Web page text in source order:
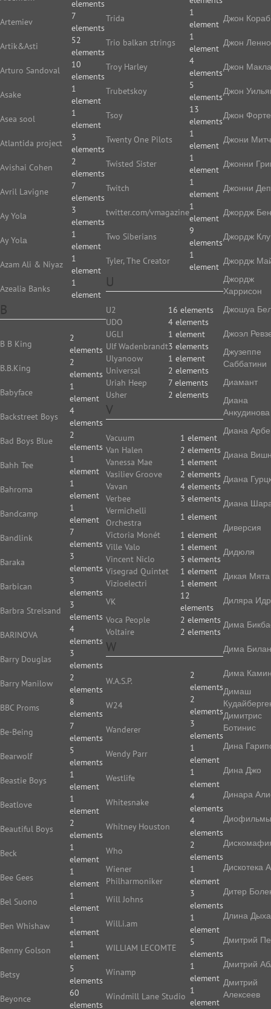
elements
Artemiev
7
elements
Artik&Asti
52
elements
Arturo Sandoval
10
elements
Asake
1
element
Asea sool
1
element
Atlantida project
3
elements
Avishai Cohen
2
elements
Avril Lavigne
7
elements
Ay Yola
3
elements
Ay Yolа
1
element
Azam Ali & Niyaz
1
element
Azealia Banks
1
element
B
B B King
2
elements
B.B.King
2
elements
Babyface
1
element
Backstreet Boys
4
elements
Bad Boys Blue
2
elements
Bahh Tee
1
element
Bahroma
1
element
Bandcamp
1
element
Bandlink
7
elements
Baraka
3
elements
Barbican
3
elements
Barbra Streisand
3
elements
BARINOVA
4
elements
Barry Douglas
3
elements
Barry Manilow
2
elements
BBC Proms
8
elements
Be-Being
7
elements
Bearwolf
5
elements
Beastie Boys
1
element
Beatlove
1
element
Beautiful Boys
2
elements
Beck
1
element
Bee Gees
1
element
Bel Suono
1
element
Ben Whishaw
1
element
Benny Golson
1
element
Betsy
5
elements
Beyonce
60
elements
Trida
1
element
Trio balkan strings
1
element
Troy Harley
4
elements
Trubetskoy
5
elements
Tsoy
13
elements
Twenty One Pilots
1
element
Twisted Sister
1
element
Twitch
1
element
twitter.com/vmagazine
1
element
Two Siberians
9
elements
Tyler, The Creator
1
element
U
U2
16 elements
UDO
4 elements
UGLI
1 element
Ulf Wadenbrandt3 elements
Ulyanoow
1 element
Universal
2 elements
Uriah Heep
7 elements
Usher
2 elements
V
Vacuum
1 element
Van Halen
2 elements
Vanessa Mae
1 element
Vasiliev Groove
2 elements
Vavan
4 elements
Verbee
3 elements
Vermichelli
Orchestra
1 element
Victoria Monét
1 element
Ville Valo
1 element
Vincent Niclo
3 elements
Visegrad Quintet
1 element
Vizioelectri
1 element
VK
12
elements
Voca People
2 elements
Voltaire
2 elements
W
W.A.S.P.
2
elements
W24
2
elements
Wanderer
3
elements
Wendy Parr
1
element
Westlife
1
element
Whitesnake
4
elements
Whitney Houston
4
elements
Who
2
elements
Wiener
Philharmoniker
1
element
Will Johns
3
elements
Will.i.am
1
element
WILLIAM LECOMTE
5
elements
Winamp
1
element
Windmill Lane Studio
1
element
Джон
Джон
Джон
Джон
Джон Форте
Джони
Джонни
Джонни
Джордж
Джордж
Джордж
Джордж
Харрисон
Джошуа
Джоэл
Джузеппе
Саббатини
Диамант
Диана
Анкудинова
Диана
Диана
Диана
Диана
Диверсия
Дидюля
Дикая Мята
Диляра
Дима
Дима Билан
Дима
Димаш
Димитрис
Ботинис
Дина
Дина Джо
Динара
Диофильмы
Дискотека
Дитер
Длина
Дмитрий
Дмитрий
Дмитрий
Алексеев